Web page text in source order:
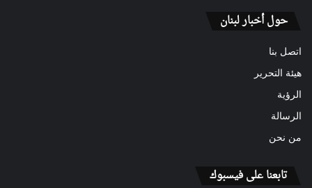
حول أخبار لبنان
اتصل بنا
هيئة التحرير
الرؤية
الرسالة
من نحن
تابعنا على فيسبوك